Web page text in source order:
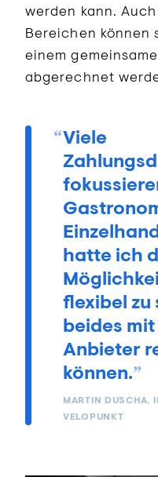
werden kann.
Bereichen können
einem
abgerechnet
Viele
hatte ich
flexibel zu
beides
Anbieter
können.
MARTIN DUSCHA,
VELOPUNKT